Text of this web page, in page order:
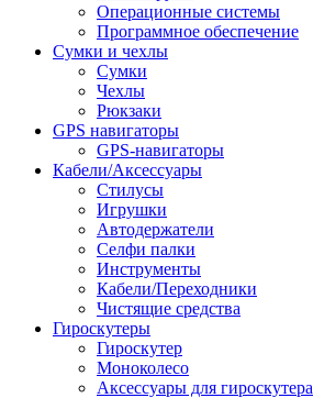
Операционные системы
Программное обеспечение
Сумки и чехлы
Сумки
Чехлы
Рюкзаки
GPS навигаторы
GPS-навигаторы
Кабели/Аксессуары
Стилусы
Игрушки
Автодержатели
Селфи палки
Инструменты
Кабели/Переходники
Чистящие средства
Гироскутеры
Гироскутер
Моноколесо
Аксессуары для гироскутера